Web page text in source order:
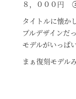
８，０００円
タイトルに懐か
プルデザインだ
モデルがいっぱ
まぁ復刻モデル